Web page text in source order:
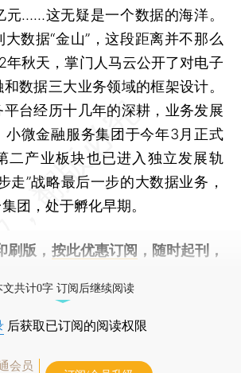
元……这无疑是一个数据的海洋。
数据“金山”，这段距离并不那么
年秋天，掌门人马云公开了对电子
数据三大业务领域的框架设计。
台经历十几年的深耕，业务发展
小微金融服务集团于今年3月正式
二产业板块也已进入独立发展轨
走”战略最后一步的大数据业务，
团，处于孵化早期。
刷版， 按此优惠订阅 ，随时起刊，
文共计0字 订阅后继续阅读
后获取已订阅的阅读权限
会员